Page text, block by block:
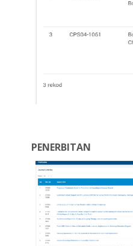
PENERBITAN